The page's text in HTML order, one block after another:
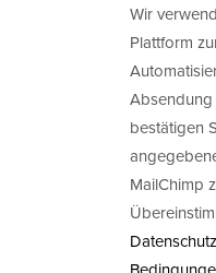
Wir
Plattform
bestätigen
MailChimp